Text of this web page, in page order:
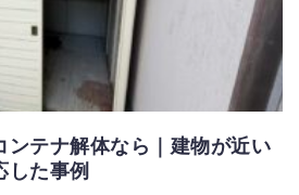
ンテナ解体なら｜建物が近い
した事例